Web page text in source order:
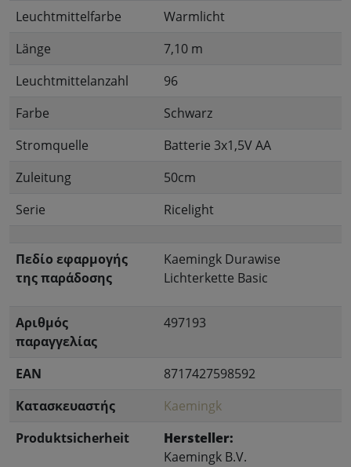
Leuchtmittelfarbe
Warmlicht
Länge
7,10 m
Leuchtmittelanzahl
96
Farbe
Schwarz
Stromquelle
Batterie 3x1,5V AA
Zuleitung
50cm
Serie
Ricelight
Πεδίο εφαρμογής
της παράδοσης
Kaemingk Durawise
Lichterkette Basic
Αριθμός
παραγγελίας
497193
EAN
8717427598592
Κατασκευαστής
Kaemingk
Produktsicherheit
Hersteller:
Kaemingk B.V.